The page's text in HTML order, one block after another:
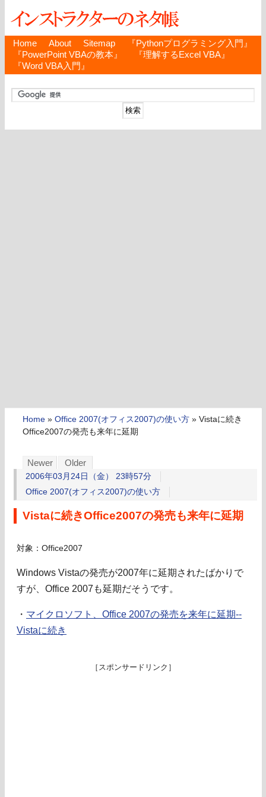
Home About Sitemap
『Pythonプログラミング入門』
『PowerPoint VBAの教本』
『理解するExcel VBA』
『Word VBA入門』
Home » Office 2007(オフィス2007)の使い方 » Vistaに続き
Office2007の発売も来年に延期
Newer Older
2006年03月24日（金） 23時57分
Office 2007(オフィス2007)の使い方
Vistaに続きOffice2007の発売も来年に延期
対象：Office2007
Windows Vistaの発売が2007年に延期されたばかりで
すが、Office 2007も延期だそうです。
・ マイクロソフト、Office 2007の発売を来年に延期--
Vistaに続き
［スポンサードリンク］